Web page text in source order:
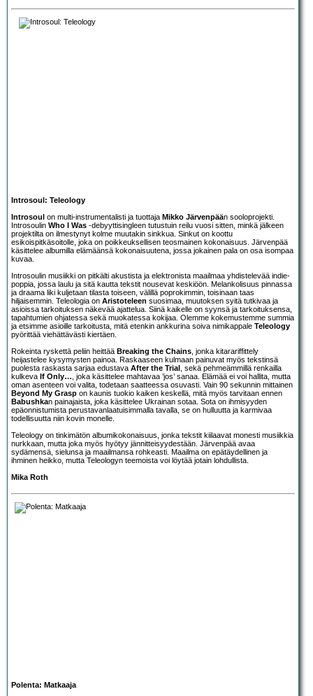
Introsoul: Teleology
Introsoul on multi-instrumentalisti ja tuottaja Mikko Järvenpään sooloprojekti.
Introsoulin Who I Was -debyyttisingleen tutustuin reilu vuosi sitten, minkä jälkeen
projektilta on ilmestynyt kolme muutakin sinkkua. Sinkut on koottu
esikoispitkäsoitolle, joka on poikkeuksellisen teosmainen kokonaisuus. Järvenpää
käsittelee albumilla elämäänsä kokonaisuutena, jossa jokainen pala on osa isompaa
kuvaa.
Introsoulin musiikki on pitkälti akustista ja elektronista maailmaa yhdistelevää indie-
poppia, jossa laulu ja sitä kautta tekstit nousevat keskiöön. Melankolisuus pinnassa
ja draama liki kuljetaan tilasta toiseen, välillä poprokimmin, toisinaan taas
hiljaisemmin. Teleologia on Aristoteleen suosimaa, muutoksen syitä tutkivaa ja
asioissa tarkoituksen näkevää ajattelua. Siinä kaikelle on syynsä ja tarkoituksensa,
tapahtumien ohjatessa sekä muokatessa kokijaa. Olemme kokemustemme summia
ja etsimme asioille tarkoitusta, mitä etenkin ankkurina soiva nimikappale Teleology
pyörittää viehättävästi kiertäen.
Rokeinta ryskettä peliin heittää Breaking the Chains , jonka kitarariffittely
heijastelee kysymysten painoa. Raskaaseen kulmaan painuvat myös tekstinsä
puolesta raskasta sarjaa edustava After the Trial , sekä pehmeämmillä renkailla
kulkeva If Only… , joka käsittelee mahtavaa ’jos’ sanaa. Elämää ei voi hallita, mutta
oman asenteen voi valita, todetaan saatteessa osuvasti. Vain 90 sekunnin mittainen
Beyond My Grasp on kaunis tuokio kaiken keskellä, mitä myös tarvitaan ennen
Babushkan painajaista, joka käsittelee Ukrainan sotaa. Sota on ihmisyyden
epäonnistumista perustavanlaatuisimmalla tavalla, se on hulluutta ja karmivaa
todellisuutta niin kovin monelle.
Teleology on tinkimätön albumikokonaisuus, jonka tekstit kiilaavat monesti musiikkia
nurkkaan, mutta joka myös hyötyy jännitteisyydestään. Järvenpää avaa
sydämensä, sielunsa ja maailmansa rohkeasti. Maailma on epätäydellinen ja
ihminen heikko, mutta Teleologyn teemoista voi löytää jotain lohdullista.
Mika Roth
Polenta: Matkaaja